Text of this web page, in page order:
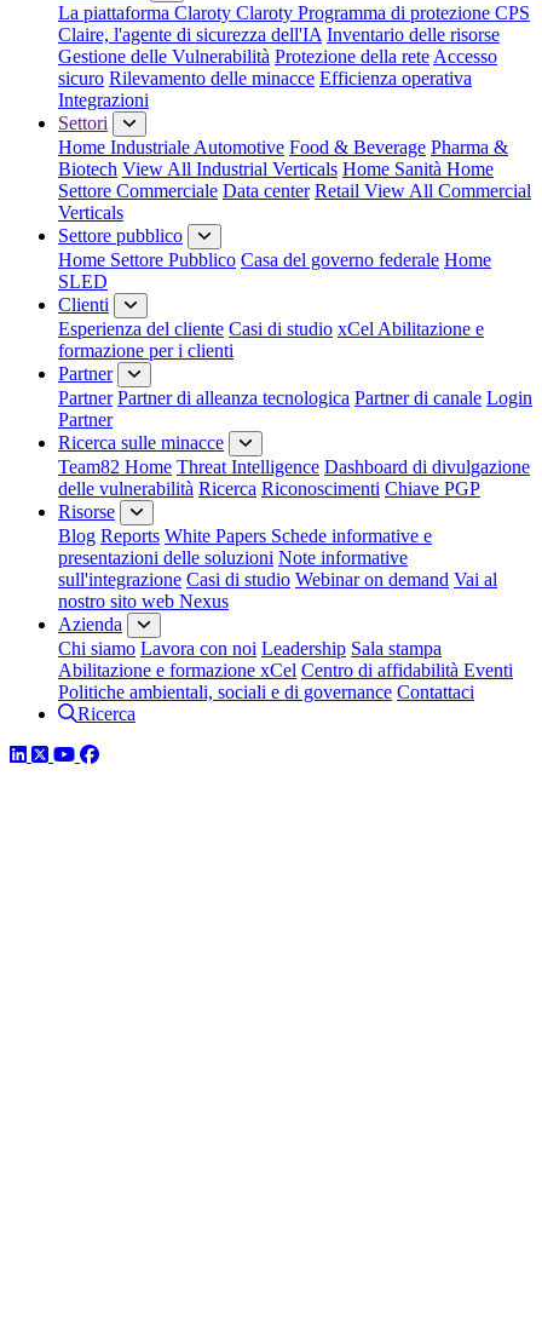
La piattaforma Claroty Claroty Programma di protezione CPS
Claire, l'agente di sicurezza dell'IA Inventario delle risorse
Gestione delle Vulnerabilità Protezione della rete Accesso
sicuro Rilevamento delle minacce Efficienza operativa
Integrazioni
Settori
Home Industriale Automotive Food & Beverage Pharma &
Biotech View All Industrial Verticals Home Sanità Home
Settore Commerciale Data center Retail View All Commercial
Verticals
Settore pubblico
Home Settore Pubblico Casa del governo federale Home
SLED
Clienti
Esperienza del cliente Casi di studio xCel Abilitazione e
formazione per i clienti
Partner
Partner Partner di alleanza tecnologica Partner di canale Login
Partner
Ricerca sulle minacce
Team82 Home Threat Intelligence Dashboard di divulgazione
delle vulnerabilità Ricerca Riconoscimenti Chiave PGP
Risorse
Blog Reports White Papers Schede informative e
presentazioni delle soluzioni Note informative
sull'integrazione Casi di studio Webinar on demand Vai al
nostro sito web Nexus
Azienda
Chi siamo Lavora con noi Leadership Sala stampa
Abilitazione e formazione xCel Centro di affidabilità Eventi
Politiche ambientali, sociali e di governance Contattaci
Ricerca
LinkedIn
TwitterYouTube
Facebook